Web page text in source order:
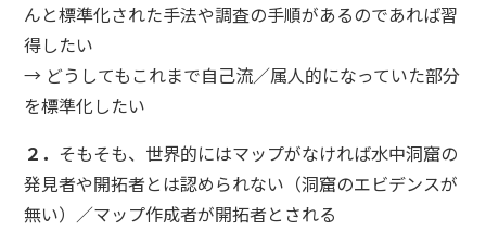
んと標準化された手法や調査の手順があるのであれば習
得したい
→ どうしてもこれまで自己流／属人的になっていた部分
を標準化したい
２． そもそも、世界的にはマップがなければ水中洞窟の
発見者や開拓者とは認められない（洞窟のエビデンスが
無い）／マップ作成者が開拓者とされる